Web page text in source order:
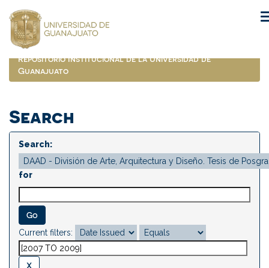
navigation
Repositorio Institucional de la Universidad de
Guanajuato
Search
Search:
for
Current filters: